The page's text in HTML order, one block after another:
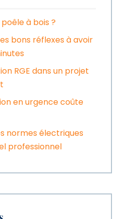
à bois ?
bons réflexes à avoir
RGE dans un projet
en urgence coûte
normes électriques
professionnel